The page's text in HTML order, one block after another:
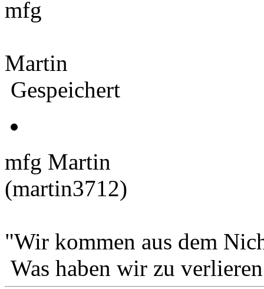
mfg
Martin
Gespeichert
mfg Martin
(martin3712)
"Wir kommen aus dem
Was haben wir zu